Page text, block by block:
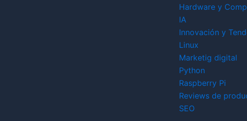
Hardware y
IA
Innovación y
Linux
Marketig digital
Python
Raspberry Pi
Reviews de
SEO